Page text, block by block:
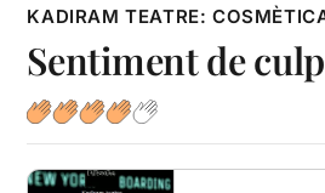
KADIRAM TEATRE:
Sentiment de